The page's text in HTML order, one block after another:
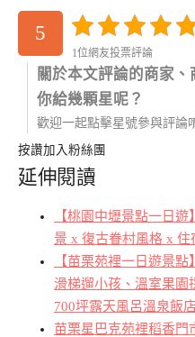
5
1位網友投票評論
關於本文評論的商家、
你給幾顆星呢？
歡迎一起點擊星號參與評論
按讚加入粉絲團
延伸閱讀
【桃園中壢景點一日
景 x 復古眷村風格 x 住
【苗栗苑裡一日遊景
滑梯遛小孩、溫室果園
700坪露天風呂溫泉飯
苗栗星巴克苑裡稻香門